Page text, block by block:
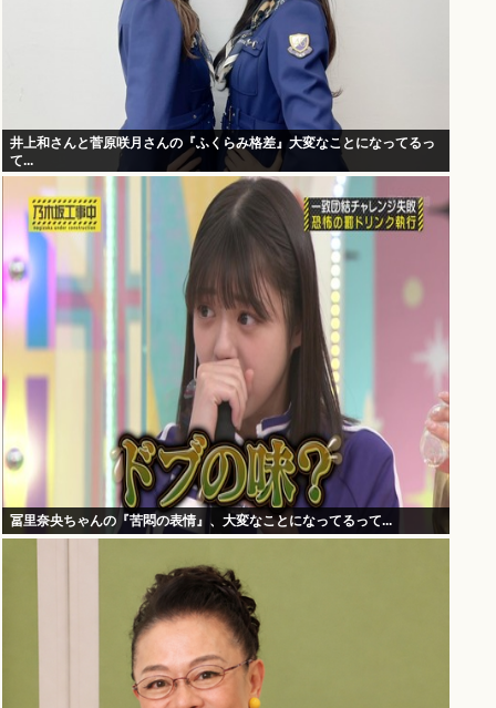
井上和さんと菅原咲月さんの『ふくらみ格差』大変なことになってるっ
て...
冨里奈央ちゃんの『苦悶の表情』、大変なことになってるって...